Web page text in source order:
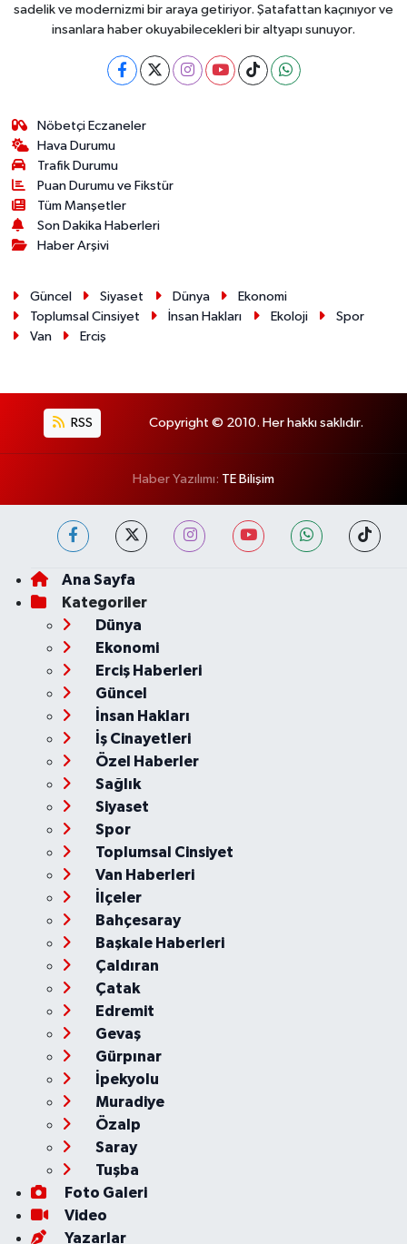
sadelik ve modernizmi bir araya getiriyor. Şatafattan kaçınıyor ve
insanlara haber okuyabilecekleri bir altyapı sunuyor.
Nöbetçi Eczaneler
Hava Durumu
Trafik Durumu
Puan Durumu ve Fikstür
Tüm Manşetler
Son Dakika Haberleri
Haber Arşivi
Güncel Siyaset Dünya
Ekonomi
Toplumsal Cinsiyet
İnsan Hakları Ekoloji
Spor
Van
Erciş
RSS Copyright © 2010. Her hakkı saklıdır.
Haber Yazılımı: TE Bilişim
Ana Sayfa
Kategoriler
Dünya
Ekonomi
Erciş Haberleri
Güncel
İnsan Hakları
İş Cinayetleri
Özel Haberler
Sağlık
Siyaset
Spor
Toplumsal Cinsiyet
Van Haberleri
İlçeler
Bahçesaray
Başkale Haberleri
Çaldıran
Çatak
Edremit
Gevaş
Gürpınar
İpekyolu
Muradiye
Özalp
Saray
Tuşba
Foto Galeri
Video
Yazarlar